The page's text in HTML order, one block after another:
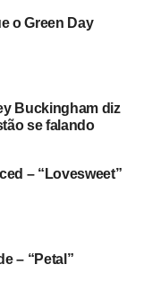
o Green Day
Buckingham diz
se falando
– “Lovesweet”
– “Petal”